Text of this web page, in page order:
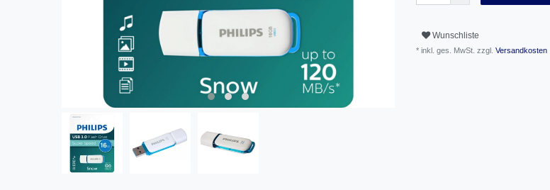
Wunschliste
* inkl. ges. MwSt. zzgl. Versandkosten